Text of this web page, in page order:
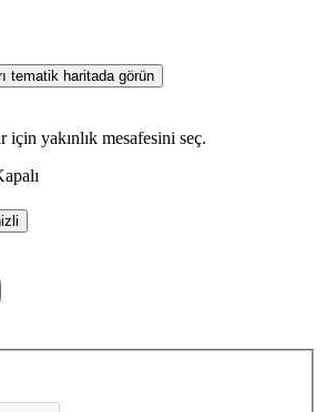
tematik haritada görün
yakınlık mesafesini seç.